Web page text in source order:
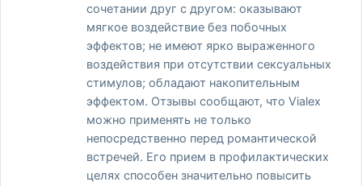
сочетании друг с другом: оказывают
мягкое воздействие без побочных
эффектов; не имеют ярко выраженного
воздействия при отсутствии сексуальных
стимулов; обладают накопительным
эффектом. Отзывы сообщают, что Vialex
можно применять не только
непосредственно перед романтической
встречей. Его прием в профилактических
целях способен значительно повысить